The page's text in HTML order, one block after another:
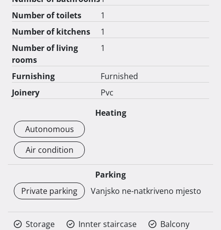
Number of toilets
1
Number of kitchens
1
Number of living
rooms
1
Furnishing
Furnished
Joinery
Pvc
Heating
Autonomous
Air condition
Parking
Private parking
Vanjsko ne-natkriveno mjesto
Storage Innter staircase Balcony